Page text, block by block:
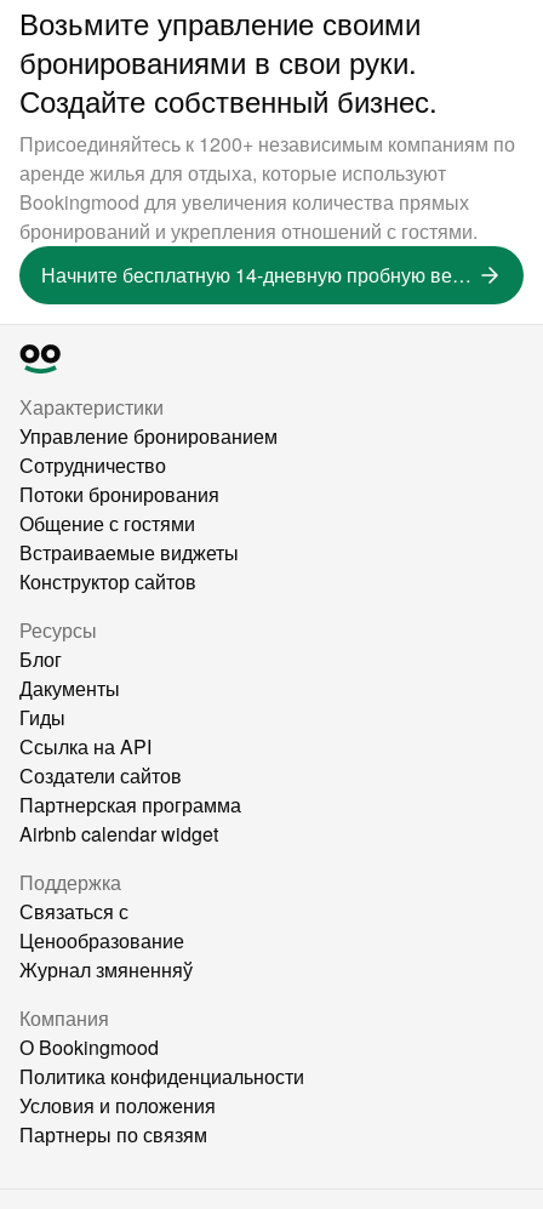
Возьмите управление своими
бронированиями в свои руки.
Создайте собственный бизнес.
Присоединяйтесь к 1200+ независимым компаниям по
аренде жилья для отдыха, которые используют
Bookingmood для увеличения количества прямых
бронирований и укрепления отношений с гостями.
Начните бесплатную 14-дневную пробную версию
Характеристики
Управление бронированием
Сотрудничество
Потоки бронирования
Общение с гостями
Встраиваемые виджеты
Конструктор сайтов
Ресурсы
Блог
Дакументы
Гиды
Ссылка на API
Создатели сайтов
Партнерская программа
Airbnb calendar widget
Поддержка
Связаться с
Ценообразование
Журнал змяненняў
Компания
О Bookingmood
Политика конфиденциальности
Условия и положения
Партнеры по связям